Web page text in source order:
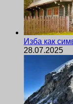
Изба как
28.07.2025